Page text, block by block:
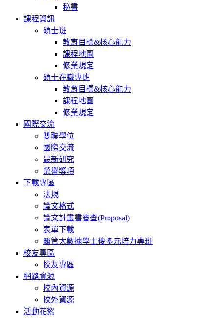
秘書
課程資訊
碩士班
教育目標&核心能力
課程地圖
修業規定
碩士在職專班
教育目標&核心能力
課程地圖
修業規定
國際交流
雙聯學位
國際交流
最新研究
榮譽獎項
下載專區
法規
論文格式
論文計畫書審查(Proposal)
表單下載
醫管大數據學士後多元培力專班
校友專區
校友專區
網路資源
校內資源
校外資源
活動花絮